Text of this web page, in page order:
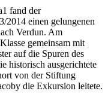
fand der
2014 einen gelungenen
Verdun. Am
gemeinsam mit
auf die Spuren des
historisch ausgerichtete
von der Stiftung
die Exkursion leitete.